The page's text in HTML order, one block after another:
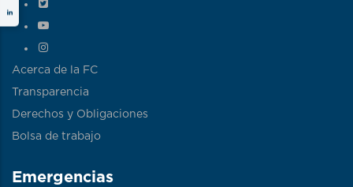
Acerca de la FC
Transparencia
Derechos y Obligaciones
Bolsa de trabajo
Emergencias